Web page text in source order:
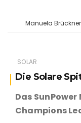
SOLAR
Die Solare
Manuela Brückner
Das
Champions